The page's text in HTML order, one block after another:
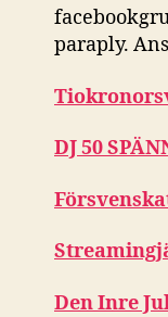
paraply.
DJ 50
Den Inre